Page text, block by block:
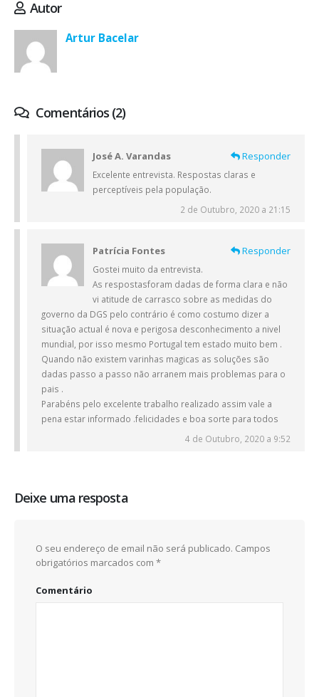
Autor
Artur Bacelar
Comentários (2)
José A. Varandas Responder
Excelente entrevista. Respostas claras e
perceptíveis pela população.
2 de Outubro, 2020 a 21:15
Patrícia Fontes Responder
Gostei muito da entrevista.
As respostasforam dadas de forma clara e não
vi atitude de carrasco sobre as medidas do
governo da DGS pelo contrário é como costumo dizer a
situação actual é nova e perigosa desconhecimento a nivel
mundial, por isso mesmo Portugal tem estado muito bem .
Quando não existem varinhas magicas as soluções são
dadas passo a passo não arranem mais problemas para o
pais .
Parabéns pelo excelente trabalho realizado assim vale a
pena estar informado .felicidades e boa sorte para todos
4 de Outubro, 2020 a 9:52
Deixe uma resposta
O seu endereço de email não será publicado. Campos
obrigatórios marcados com *
Comentário